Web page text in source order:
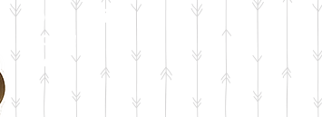
bisa naik
tangga ga
ya?